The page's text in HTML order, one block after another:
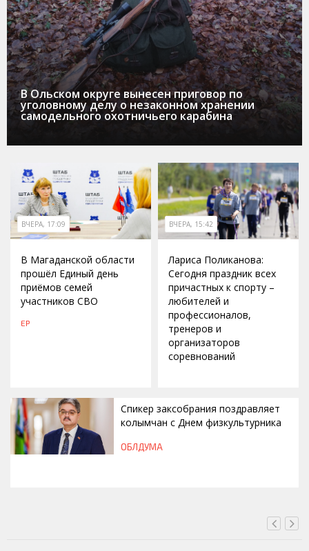
В Ольском округе вынесен приговор по
уголовному делу о незаконном хранении
самодельного охотничьего карабина
ВЧЕРА, 17:09
В Магаданской области
прошёл Единый день
приёмов семей
участников СВО
ЕР
ВЧЕРА, 15:42
Лариса Поликанова:
Сегодня праздник всех
причастных к спорту –
любителей и
профессионалов,
тренеров и
организаторов
соревнований
Спикер заксобрания поздравляет
колымчан с Днем физкультурника
ОБЛДУМА